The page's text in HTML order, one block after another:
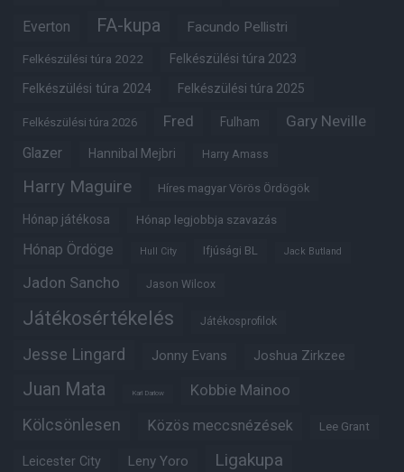
Everton FA-kupa Facundo Pellistri
Felkészülési túra 2022 Felkészülési túra 2023
Felkészülési túra 2024 Felkészülési túra 2025
Felkészülési túra 2026 Fred Fulham Gary Neville
Glazer Hannibal Mejbri Harry Amass
Harry Maguire Híres magyar Vörös Ördögök
Hónap játékosa Hónap legjobbja szavazás
Hónap Ördöge Hull City Ifjúsági BL Jack Butland
Jadon Sancho Jason Wilcox
Játékosértékelés Játékosprofilok
Jesse Lingard Jonny Evans Joshua Zirkzee
Juan Mata Karl Darlow Kobbie Mainoo
Kölcsönlesen Közös meccsnézések Lee Grant
Leicester City Leny Yoro Ligakupa